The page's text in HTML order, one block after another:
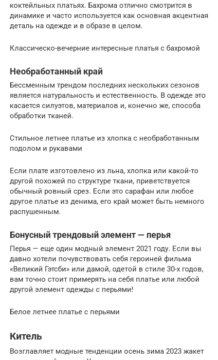
коктейльных платьях. Бахрома отлично смотрится в
динамике и часто используется как основная акцентная
деталь на одежде и в образе в целом.
Классическо-вечерние интересные платья с бахромой
Необработанный край
Бессменным трендом последних нескольких сезонов
является натуральность и естественность. В одежде это
касается силуэтов, материалов и, конечно же, способа
обработки тканей.
Стильное летнее платье из хлопка с необработанным
подолом и рукавами
Если плате изготовлено из льна, хлопка или какой-то
другой похожей по структуре ткани, приветствуется
обычный ровный срез. Если это сарафан или любое
другое платье из денима, его край может быть немного
распушенным.
Бонусный трендовый элемент — перья
Перья — еще один модный элемент 2021 году. Если вы
давно хотели почувствовать себя героиней фильма
«Великий Гэтсби» или дамой, одетой в стиле 30-х годов,
вам точно стоит примерять на себя платье или любой
другой элемент одежды с перьями!
Белое летнее платье с перьями
Китель
Возглавляет модные тенденции осень зима 2023 жакет